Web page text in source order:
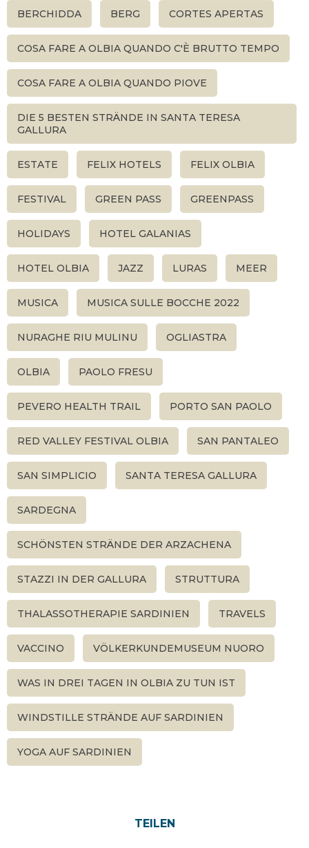
BERCHIDDA BERG CORTES APERTAS
COSA FARE A OLBIA QUANDO C'È BRUTTO TEMPO
COSA FARE A OLBIA QUANDO PIOVE
DIE 5 BESTEN STRÄNDE IN SANTA TERESA
GALLURA
ESTATE FELIX HOTELS FELIX OLBIA
FESTIVAL GREEN PASS GREENPASS
HOLIDAYS HOTEL GALANIAS
HOTEL OLBIA JAZZ LURAS MEER
MUSICA MUSICA SULLE BOCCHE 2022
NURAGHE RIU MULINU OGLIASTRA
OLBIA PAOLO FRESU
PEVERO HEALTH TRAIL PORTO SAN PAOLO
RED VALLEY FESTIVAL OLBIA SAN PANTALEO
SAN SIMPLICIO SANTA TERESA GALLURA
SARDEGNA
SCHÖNSTEN STRÄNDE DER ARZACHENA
STAZZI IN DER GALLURA STRUTTURA
THALASSOTHERAPIE SARDINIEN TRAVELS
VACCINO VÖLKERKUNDEMUSEUM NUORO
WAS IN DREI TAGEN IN OLBIA ZU TUN IST
WINDSTILLE STRÄNDE AUF SARDINIEN
YOGA AUF SARDINIEN
TEILEN